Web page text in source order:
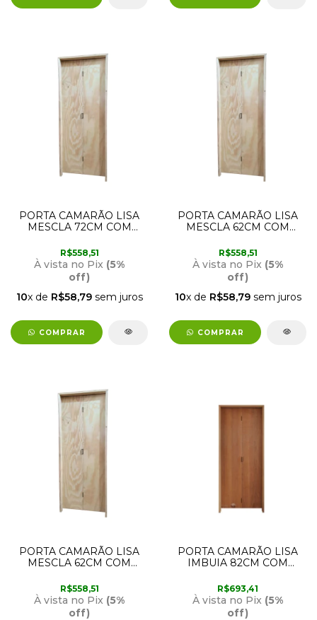
PORTA CAMARÃO LISA
MESCLA 72CM COM
DIREITA RODAM
R$558,51
À vista no Pix (5%
off)
10x de R$58,79sem juros
COMPRAR
PORTA CAMARÃO LISA
MESCLA 62CM COM
ESQUERDA RODAM
R$558,51
À vista no Pix (5%
off)
10x de R$58,79sem juros
COMPRAR
PORTA CAMARÃO LISA
MESCLA 62CM COM
DIREITA RODAM
R$558,51
À vista no Pix (5%
off)
PORTA CAMARÃO LISA
IMBUIA 82CM COM
ESQUERDA RODAM
R$693,41
À vista no Pix (5%
off)